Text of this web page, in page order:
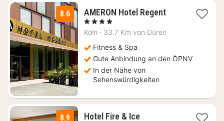
8.6 AMERON Hotel Regent2
ab
, 4 Sterne
Köln · 33.7 Km von Düren
Fitness & Spa
Gute Anbindung an den ÖPNV
In der Nähe von
Sehenswürdigkeiten
8.9
Hotel Fire & Ice